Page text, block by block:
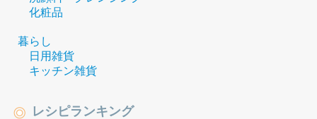
化粧品
暮らし
日用雑貨
キッチン雑貨
レシピランキング